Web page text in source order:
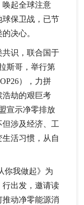
唤起全球注意
球保卫战，已节
的决心。
识，联合国于
斯哥，举行第
），力拼
浩劫的艰巨考
宣示净零排放
涉及经济、工
活习惯，从自
你我做起》为
行出发，邀请读
动净零能源消